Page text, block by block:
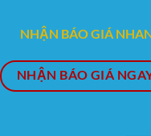
NHẬN BÁO GIÁ
NHẬN BÁO GIÁ